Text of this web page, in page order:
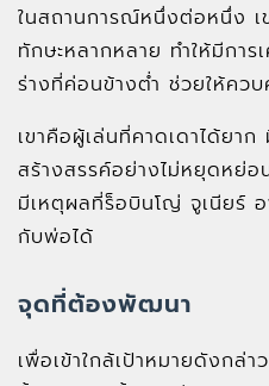
ในสถานการณ์หนึ่งต่อหนึ่ง เ
ทักษะหลากหลาย ทำให้มีกา
ร่างที่ค่อนข้างต่ำ ช่วยให้คว
เขาคือผู้เล่นที่คาดเดาได้ยาก
สร้างสรรค์อย่างไม่หยุดหย่
มีเหตุผลที่ร็อบินโญ่ จูเนียร์ อ
กับพ่อได้
จุดที่ต้องพัฒนา
เพื่อเข้าใกล้เป้าหมายดังก